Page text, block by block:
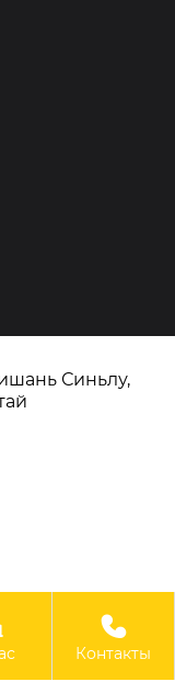
Синьлу,
Machinery Co.,

Контакты